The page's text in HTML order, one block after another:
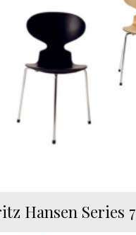
Hansen Series 7